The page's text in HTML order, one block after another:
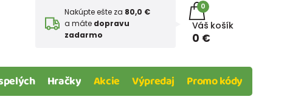
Nakúpte ešte za 80,0 €
a máte dopravu
zadarmo
0
Váš košík
0 €
Hračky Akcie Výpredaj Promo kódy